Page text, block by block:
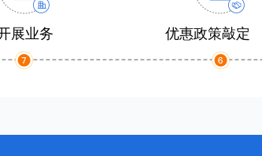
展业务 优惠政策敲定